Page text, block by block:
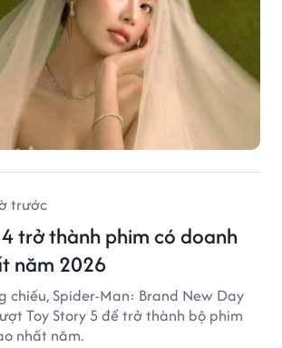
trước
trở thành phim có doanh
năm 2026
chiếu, Spider-Man: Brand New Day
Toy Story 5 để trở thành bộ phim
nhất năm.